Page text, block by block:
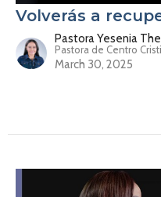
Volverás a
Pastora Yesenia
Pastora de Centro
March 30, 2025